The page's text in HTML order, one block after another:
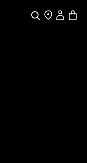
Søk
Finn enMin Konto